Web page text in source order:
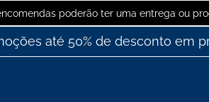
poderão ter uma entrega ou
até 50% de desconto em